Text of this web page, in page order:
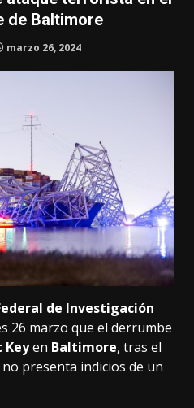
de Baltimore
marzo 26, 2024
de Investigación
26 marzo que el derrumbe
Keyen Baltimore, tras el
presenta indicios de un